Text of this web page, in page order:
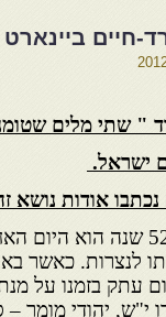
חיים ביינארט
" שתי מלים
ישראל.
אודות נושא
היום לפני 520 שנה
עתק בזמנו על
י"ש, יהודי מומר